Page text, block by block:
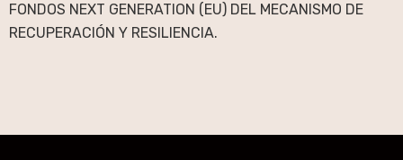
FONDOS NEXT GENERATION (EU) DEL MECANISMO DE
RECUPERACIÓN Y RESILIENCIA.